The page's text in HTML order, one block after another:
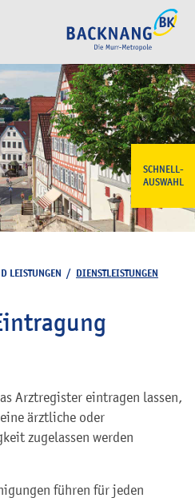
SCHNELL-
AUSWAHL
LEISTUNGEN / DIENSTLEISTUNGEN
Arztregister eintragen lassen,
ärztliche oder
zugelassen werden
führen für jeden